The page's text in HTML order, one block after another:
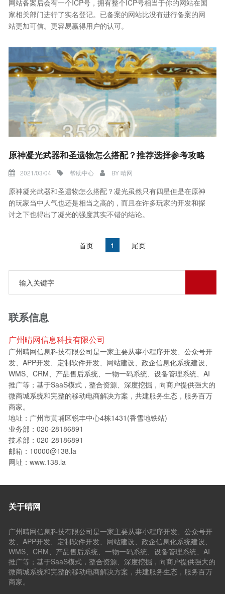
网站备案后会有一个ICP号，拥有整个ICP号相当于你的网站在国
家相关部门进行了实名登记。已备案的网站比没有进行备案的网
站更加可信。更容易赢得用户的认可。
原神凝光武器和圣遗物怎么搭配？推荐选择参考攻略
2021/03/04 帮助中心 BY晴网
原神凝光武器和圣遗物怎么搭配？凝光虽然只有四星但是在原神
的玩家当中人气也还是相当之高的，而且在许多玩家的开发和探
讨之下也得出了凝光的强度其实不错的结论。
首页 1 尾页
联系信息
广州晴网信息科技有限公司
广州晴网信息科技有限公司是一家主要从事小程序开发、公众号开
发、APP开发、定制软件开发、网站建设、政企信息化系统建设、
WMS、CRM、产品售后系统、一物一码系统、设备管理系统、AI
推广等；基于SaaS模式，整合资源、深度挖掘，向商户提供强大的
微商城系统和完整的移动电商解决方案，共建服务生态，服务百万
商家。
地址：广州市黄埔区锐丰中心4栋1431(香雪地铁站)
业务部：020-28186891
技术部：020-28186891
邮箱：10000@138.la
网址：www.138.la
关于晴网
广州晴网信息科技有限公司是一家主要从事小程序开发、公众号开
发、APP开发、定制软件开发、网站建设、政企信息化系统建设、
WMS、CRM、产品售后系统、一物一码系统、设备管理系统、AI
推广等；基于SaaS模式，整合资源、深度挖掘，向商户提供强大的
微商城系统和完整的移动电商解决方案，共建服务生态，服务百万
商家。